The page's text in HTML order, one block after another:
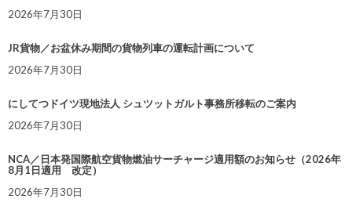
2026年7月30日
JR貨物／お盆休み期間の貨物列車の運転計画について
2026年7月30日
にしてつドイツ現地法人 シュツットガルト事務所移転のご案内
2026年7月30日
NCA／日本発国際航空貨物燃油サーチャージ適用額のお知らせ（2026年
8月1日適用 改定）
2026年7月30日